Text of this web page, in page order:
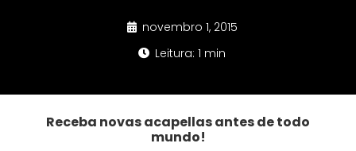
novembro 1, 2015
Leitura: 1 min
Receba novas acapellas antes de todo
mundo!